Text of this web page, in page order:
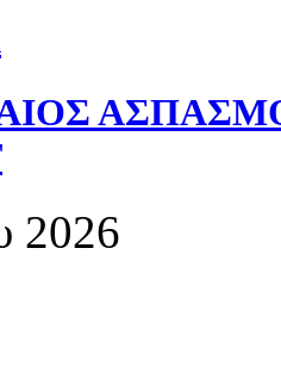
2026